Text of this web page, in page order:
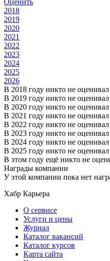
2018
2019
2020
2021
2022
2023
2024
2025
2026
В 2018 году никто не
В 2019 году никто не
В 2020 году никто не
В 2021 году никто не
В 2022 году никто не
В 2023 году никто не
В 2024 году никто не
В 2025 году никто не
В этом году ещё никто не
Награды компании
У этой компании пока нет
Хабр Карьера
О сервисе
Услуги и цены
Журнал
Каталог вакансий
Каталог курсов
Карта сайта